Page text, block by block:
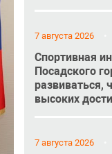
7 августа 2026
Спортивная
Посадского
развиваться,
высоких
7 августа 2026